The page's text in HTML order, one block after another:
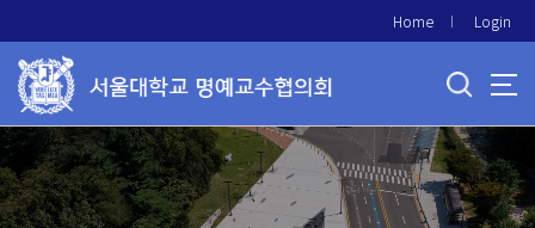
로
메
뉴
Home Login